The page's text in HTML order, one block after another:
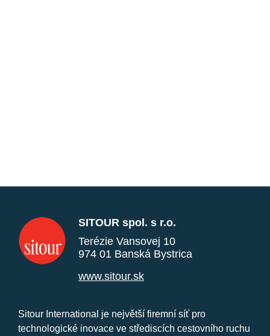
SITOUR spol. s r.o.
Terézie Vansovej 10
974 01 Banská Bystrica
www.sitour.sk
Sitour International je největší firemní síť pro
technologické inovace ve střediscích cestovního ruchu